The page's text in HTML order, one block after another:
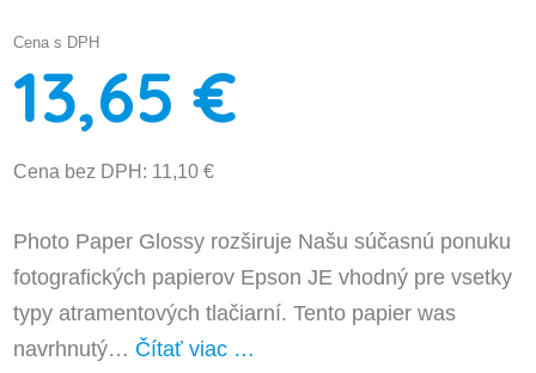
Cena s DPH
13,65 €
Cena bez DPH: 11,10 €
Photo Paper Glossy rozširuje Našu súčasnú ponuku
fotografických papierov Epson JE vhodný pre vsetky
typy atramentových tlačiarní. Tento papier was
navrhnutý… Čítať viac …